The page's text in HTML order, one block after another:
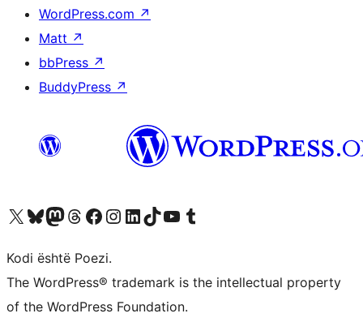
WordPress.com ↗
Matt ↗
bbPress ↗
BuddyPress ↗
Vizitoni llogarinë tonë X (ish Twitter)
Vizitoni llogarinë tonë Bluesky
Vizitoni llogarinë tonë Mastodon
Vizitoni llogarinë tonë Threads
Vizitoni faqen tonë në Facebook
Vizitoni llogarinë tonë Instagram
Vizitoni llogarinë tonë LinkedIn
Vizitoni llogarinë tonë TikTok
Vizitoni kanalin tonë YouTube
Vizitoni llogarinë tonë Tumblr
Kodi është Poezi.
The WordPress® trademark is the intellectual property
of the WordPress Foundation.